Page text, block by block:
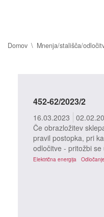
Domov Mnenja/stališča/
452-62/2023/2
16.03.2023
Če obrazložitev
pravil postopka, pri
odločitve - pritožbi se
Električna energija